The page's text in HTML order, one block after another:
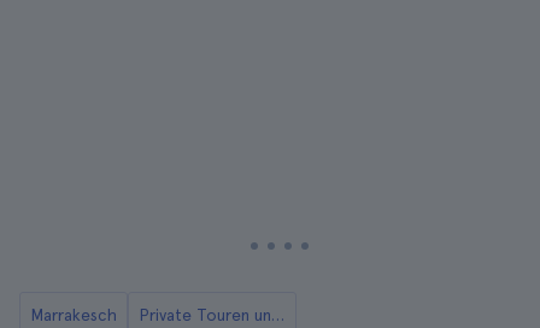
Marrakesch Private Touren und Besichtigungen in Marrakesch